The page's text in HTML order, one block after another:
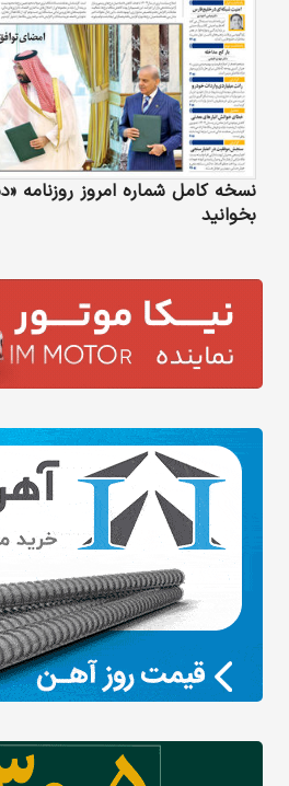
نسخه کامل شماره امروز روزنامه
بخوانید